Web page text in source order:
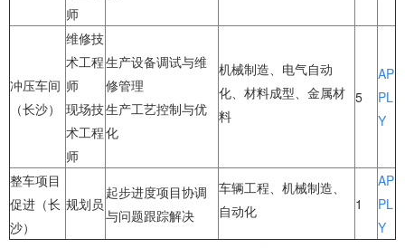
师
冲压车间
（长沙）
维修技
术工程
师
现场技
术工程
师
生产设备调试与维
修管理
生产工艺控制与优
化
机械制造、电气自动
化、材料成型、金属材
料
5
AP
PL
Y
整车项目
促进（长
沙）
规划员
起步进度项目协调
与问题跟踪解决
车辆工程、机械制造、
自动化
1
AP
PL
Y